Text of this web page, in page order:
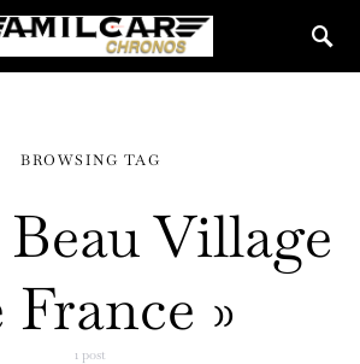
BROWSING TAG
Beau Village
France »
1 post